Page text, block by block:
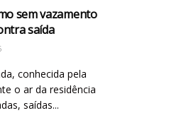
sem vazamento
saída
conhecida pela
o ar da residência
saídas...